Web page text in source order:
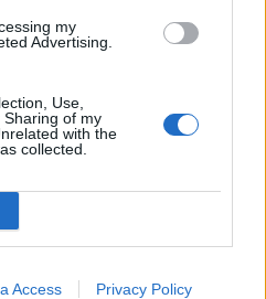
my
Advertising.
Use,
of my
with the
collected.
Access Privacy Policy